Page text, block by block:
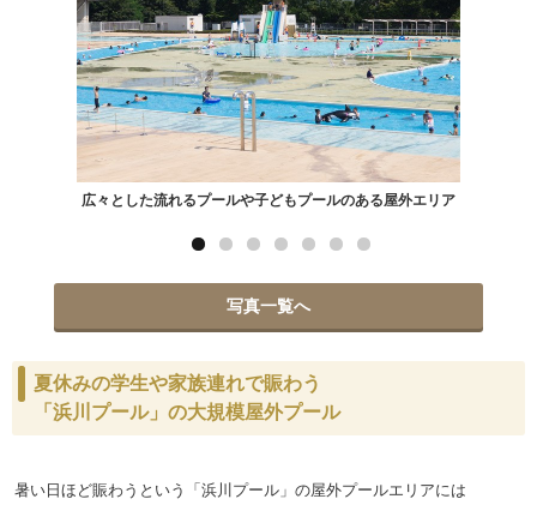
広々とした流れるプールや子どもプールのある屋外エリア
写真一覧へ
夏休みの学生や家族連れで賑わう
「浜川プール」の大規模屋外プール
暑い日ほど賑わうという「浜川プール」の屋外プールエリアには